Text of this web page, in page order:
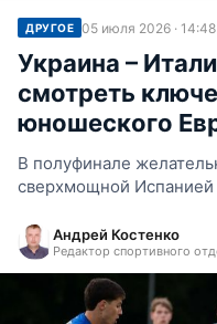
ДРУГОЕ 05 июля 2026 · 14:48
Украина –
смотреть
юношеского
В полуфинале
сверхмощной Испанией
Андрей Костенко
Редактор спортивного